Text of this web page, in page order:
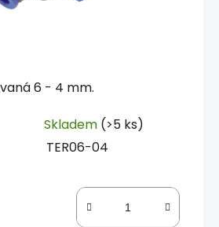
6 - 4 mm.
Skladem (>5 ks)
TER06-04